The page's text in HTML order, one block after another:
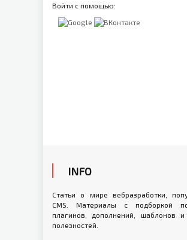
Войти с помощью:
INFO
Статьи о мире вебразработки,
CMS. Материалы с подборкой
плагинов, дополнений, шаблонов и
полезностей.